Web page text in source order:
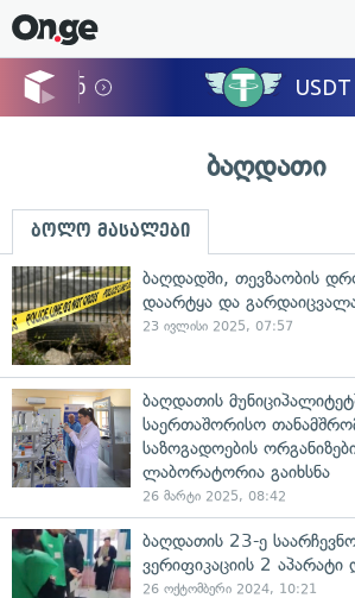
ბაღდათი
ბოლო მასალები
ბაღდადში, თევზაობის
დაარტყა და
23 ივლისი 2025, 07:57
ბაღდათის
საერთაშორისო
საზოგადოების
ლაბორატორია გაიხსნა
26 მარტი 2025, 08:42
ბაღდათის 23-ე საარჩევნო
ვერიფიკაციის 2 აპარატი
26 ოქტომბერი 2024, 10:21